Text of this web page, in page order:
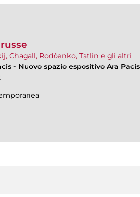
Chagall, Rodčenko, Tatlin e gli altri
- Nuovo spazio espositivo Ara Pacis